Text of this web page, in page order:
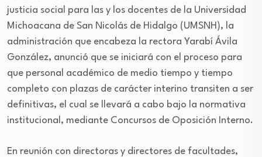
justicia social para las y los docentes de la Universidad
Michoacana de San Nicolás de Hidalgo (UMSNH), la
administración que encabeza la rectora Yarabí Ávila
González, anunció que se iniciará con el proceso para
que personal académico de medio tiempo y tiempo
completo con plazas de carácter interino transiten a ser
definitivas, el cual se llevará a cabo bajo la normativa
institucional, mediante Concursos de Oposición Interno.
En reunión con directoras y directores de facultades,